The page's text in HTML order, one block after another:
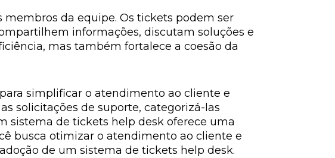
da equipe. Os tickets podem ser
informações, discutam soluções e
mas também fortalece a coesão da
simplificar o atendimento ao cliente e
solicitações de suporte, categorizá-las
sistema de tickets help desk oferece uma
busca otimizar o atendimento ao cliente e
de um sistema de tickets help desk.